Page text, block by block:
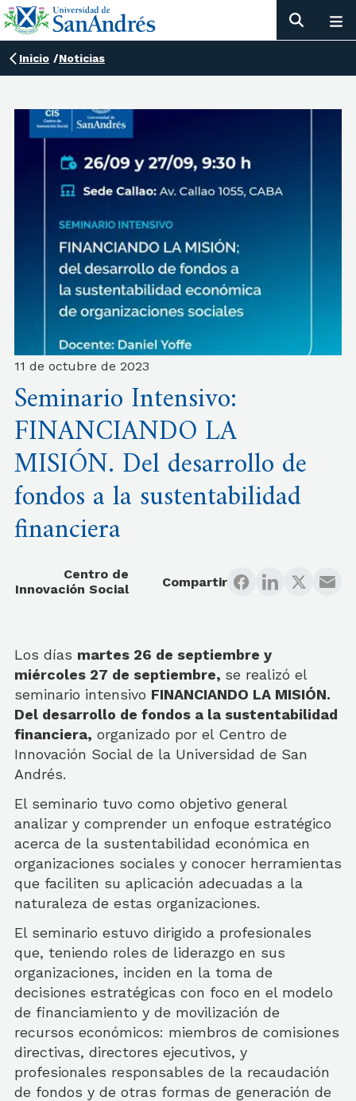
Inicio /Noticias
11 de octubre de 2023
Seminario Intensivo:
FINANCIANDO LA
MISIÓN. Del desarrollo de
fondos a la sustentabilidad
financiera
Centro de
Innovación Social
Compartir
Los días martes 26 de septiembre y
miércoles 27 de septiembre, se realizó el
seminario intensivo FINANCIANDO LA MISIÓN.
Del desarrollo de fondos a la sustentabilidad
financiera, organizado por el Centro de
Innovación Social de la Universidad de San
Andrés.
El seminario tuvo como objetivo general
analizar y comprender un enfoque estratégico
acerca de la sustentabilidad económica en
organizaciones sociales y conocer herramientas
que faciliten su aplicación adecuadas a la
naturaleza de estas organizaciones.
El seminario estuvo dirigido a profesionales
que, teniendo roles de liderazgo en sus
organizaciones, inciden en la toma de
decisiones estratégicas con foco en el modelo
de financiamiento y de movilización de
recursos económicos: miembros de comisiones
directivas, directores ejecutivos, y
profesionales responsables de la recaudación
de fondos y de otras formas de generación de